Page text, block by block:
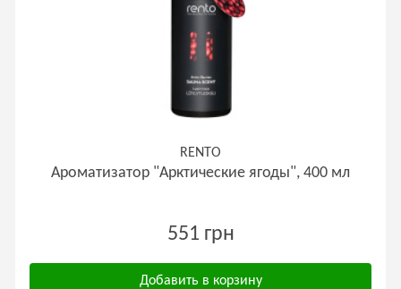
RENTO
Ароматизатор "Арктические ягоды", 400 мл
551 грн
Добавить в корзину